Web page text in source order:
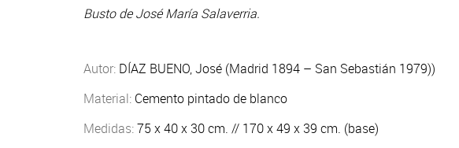
Busto de José María Salaverria.
Autor: DÍAZ BUENO, José (Madrid 1894 – San Sebastián 1979))
Material: Cemento pintado de blanco
Medidas:75 x 40 x 30 cm. // 170 x 49 x 39 cm. (base)